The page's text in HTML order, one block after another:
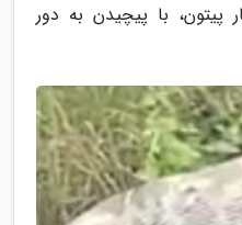
پیتون، با پیچیدن به دور